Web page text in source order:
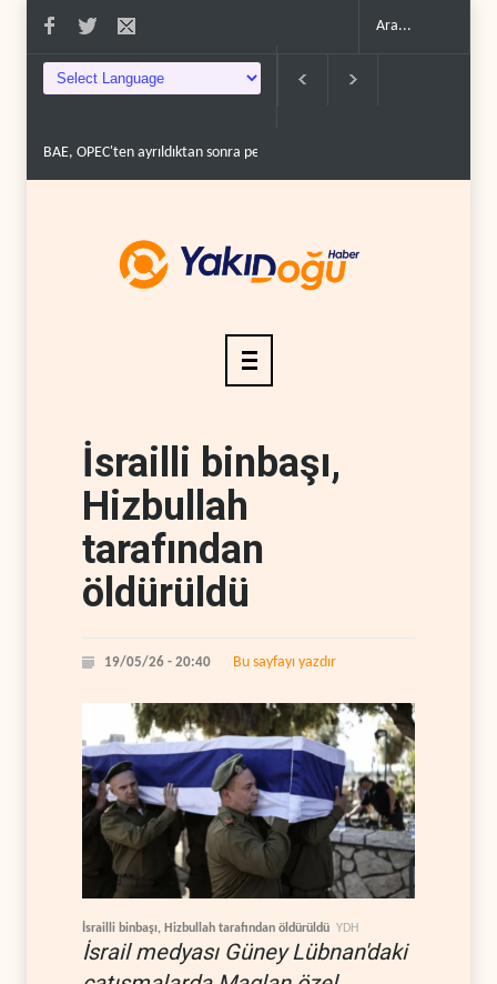
BAE, OPEC'ten ayrıldıktan sonra petrol üretimini rekor d�..
İsrailli binbaşı,
Hizbullah
tarafından
öldürüldü
19/05/26 - 20:40 Bu sayfayı yazdır
İsrailli binbaşı, Hizbullah tarafından öldürüldü YDH
İsrail medyası Güney Lübnan'daki